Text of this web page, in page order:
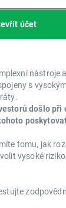
účet
nástroje
s
došlo při
tomu, jak
vysoké